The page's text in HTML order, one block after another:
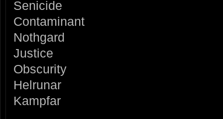
Senicide
Contaminant
Nothgard
Justice
Obscurity
Helrunar
Kampfar